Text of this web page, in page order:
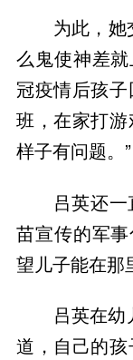
为此，她
么鬼使神差
冠疫情后孩
班，在家打
样子有问题。”
吕英还
苗宣传的军
望儿子能在那
吕英在
道，自己的